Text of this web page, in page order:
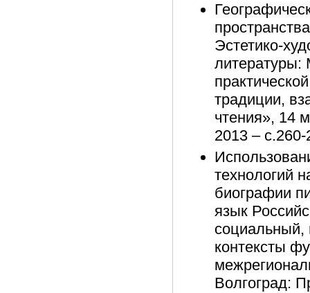
Эстетико-
литературы:
традиции,
чтения», 14
2013 – с.260-
технологий
биографии
язык
социальный,
контексты
Волгоград: